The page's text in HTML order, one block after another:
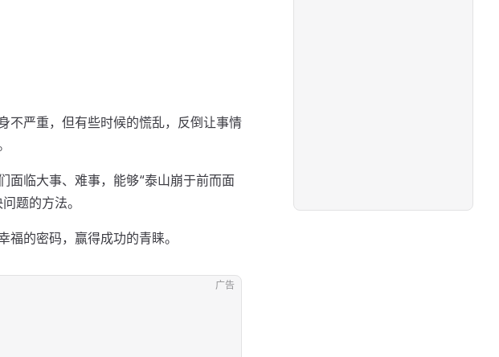
不严重，但有些时候的慌乱，反倒让事情
面临大事、难事，能够“泰山崩于前而面
题的方法。
的密码，赢得成功的青睐。
广告